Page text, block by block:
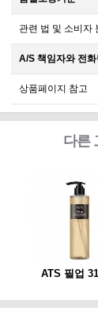
관련 법 및 소비자
A/S 책임자와 전
상품페이지 참고
다른
ATS 필업